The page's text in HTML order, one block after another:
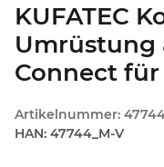
KUFATEC
Umrüstung
Connect
Artikelnummer:
HAN: 47744_M-V